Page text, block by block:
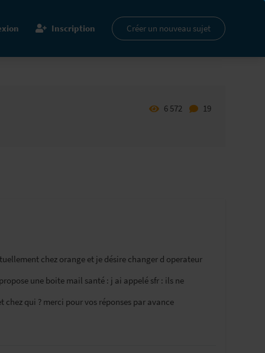
Inscription Créer un nouveau sujet
6 572 19
chez orange et je désire changer d operateur
une boite mail santé : j ai appelé sfr : ils ne
qui ? merci pour vos réponses par avance